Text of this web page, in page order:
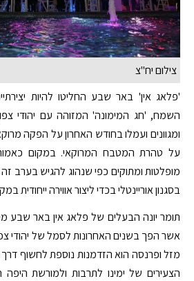
צילום יח"צ
'פלאג אין' באר שבע החליטו להיות
השמח, 'חג המימונה' המזוהה עם יהודי
ומגוונים ועמלו בחודש האחרון על הפקה
על טהרת המטבח המרוקאי. במקום
מופלטות ומתוקים כפי שנהוג להגיש בערב
בסגנון אוריינטלי בכדי ליצור אווירה ייחודית
תומר יונה הבעלים של פלאג אין באר שבע
אשר הפך בשנים האחרונות לסמל של יהודי
מזל ופרנסה הוא הזדמנות נוספת לחשוף דרך
הצעירים של ימינו לתרבות ולמורשת